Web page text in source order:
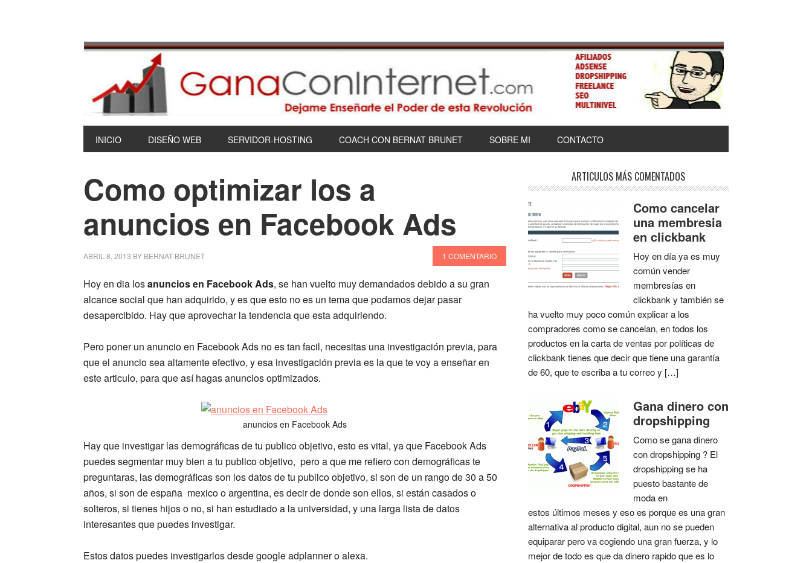
INICIO DISEÑO WEB SERVIDOR-HOSTING COACH CON BERNAT BRUNET SOBRE MI CONTACTO
Como optimizar los a
anuncios en Facebook Ads
ABRIL 8, 2013 BY BERNAT BRUNET 1 COMENTARIO
Hoy en dia losanuncios en Facebook Ads, se han vuelto muy demandados debido a su gran
alcance social que han adquirido, y es que esto no es un tema que podamos dejar pasar
desapercibido. Hay que aprovechar la tendencia que esta adquiriendo.
Pero poner un anuncio en Facebook Ads no es tan facil, necesitas una investigación previa, para
que el anuncio sea altamente efectivo, y esa investigación previa es la que te voy a enseñar en
este articulo, para que así hagas anuncios optimizados.
anuncios en Facebook Ads
Hay que investigar las demográficas de tu publico objetivo, esto es vital, ya que Facebook Ads
puedes segmentar muy bien a tu publico objetivo, pero a que me refiero con demográficas te
preguntaras, las demográficas son los datos de tu publico objetivo, si son de un rango de 30 a 50
años, si son de españa mexico o argentina, es decir de donde son ellos, si están casados o
solteros, si tienes hijos o no, si han estudiado a la universidad, y una larga lista de datos
interesantes que puedes investigar.
Estos datos puedes investigarlos desde google adplanner o alexa.
ARTICULOS MÁS COMENTADOS
Como cancelar
una membresia
en clickbank
Hoy en día ya es muy
común vender
membresías en
clickbank y también se
ha vuelto muy poco común explicar a los
compradores como se cancelan, en todos los
productos en la carta de ventas por políticas de
clickbank tienes que decir que tiene una garantía
de 60, que te escriba a tu correo y […]
Gana dinero con
dropshipping
Como se gana dinero
con dropshipping ? El
dropshipping se ha
puesto bastante de
moda en
estos últimos meses y eso es porque es una gran
alternativa al producto digital, aun no se pueden
equiparar pero va cogiendo una gran fuerza, y lo
mejor de todo es que da dinero rapido que es lo